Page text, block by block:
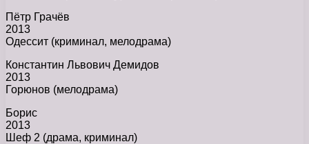
Пётр Грачёв
2013
Одессит (криминал, мелодрама)
Константин Львович Демидов
2013
Горюнов (мелодрама)
Борис
2013
Шеф 2 (драма, криминал)